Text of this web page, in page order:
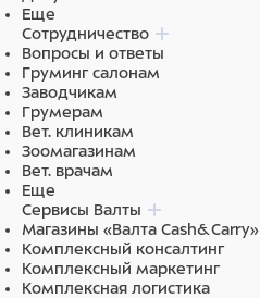
Еще
Сотрудничество
Вопросы и ответы
Груминг салонам
Заводчикам
Грумерам
Вет. клиникам
Зоомагазинам
Вет. врачам
Еще
Сервисы Валты
Магазины «Валта Cash&Carry»
Комплексный консалтинг
Комплексный маркетинг
Комплексная логистика